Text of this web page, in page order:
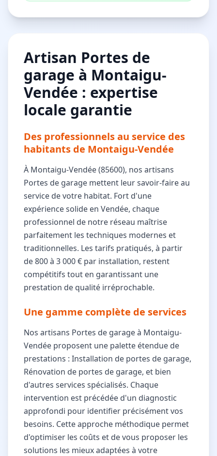
Artisan Portes de
garage à Montaigu-
Vendée : expertise
locale garantie
Des professionnels au service des
habitants de Montaigu-Vendée
À Montaigu-Vendée (85600), nos artisans
Portes de garage mettent leur savoir-faire au
service de votre habitat. Fort d'une
expérience solide en Vendée, chaque
professionnel de notre réseau maîtrise
parfaitement les techniques modernes et
traditionnelles. Les tarifs pratiqués, à partir
de 800 à 3 000 € par installation, restent
compétitifs tout en garantissant une
prestation de qualité irréprochable.
Une gamme complète de services
Nos artisans Portes de garage à Montaigu-
Vendée proposent une palette étendue de
prestations : Installation de portes de garage,
Rénovation de portes de garage, et bien
d'autres services spécialisés. Chaque
intervention est précédée d'un diagnostic
approfondi pour identifier précisément vos
besoins. Cette approche méthodique permet
d'optimiser les coûts et de vous proposer les
solutions les mieux adaptées à votre